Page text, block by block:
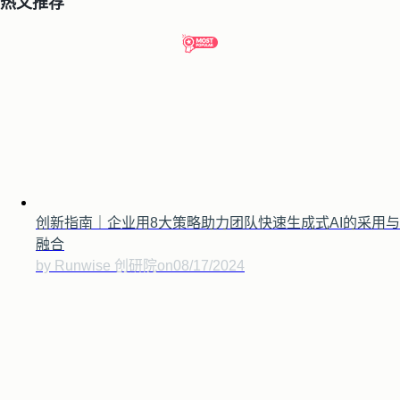
创新指南｜企业用8大策略助力团队快速生成式AI的采用与
融合
by Runwise 创研院on08/17/2024